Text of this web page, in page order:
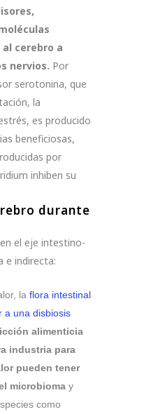
cerebro a
nervios. Por
serotonina, que
la
es producido
beneficiosas,
por
inhiben su
durante
el eje intestino-
e indirecta:
la flora intestinal
a una disbiosis
alimenticia
industria para
pueden tener
microbioma y
como